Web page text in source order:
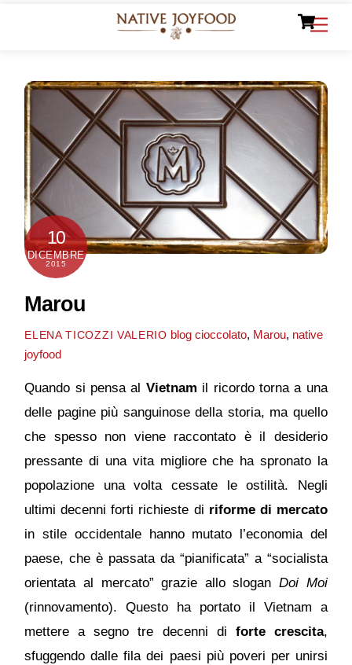
10
DICEMBRE
2015
Marou
ELENA TICOZZI VALERIO blog cioccolato, Marou, native
joyfood
Quando si pensa al Vietnam il ricordo torna a una
delle pagine più sanguinose della storia, ma quello
che spesso non viene raccontato è il desiderio
pressante di una vita migliore che ha spronato la
popolazione una volta cessate le ostilità. Negli
ultimi decenni forti richieste di riforme di mercato
in stile occidentale hanno mutato l’economia del
paese, che è passata da “pianificata” a “socialista
orientata al mercato” grazie allo sloganDoi Moi
(rinnovamento). Questo ha portato il Vietnam a
mettere a segno tre decenni di forte crescita,
sfuggendo dalle fila dei paesi più poveri per unirsi